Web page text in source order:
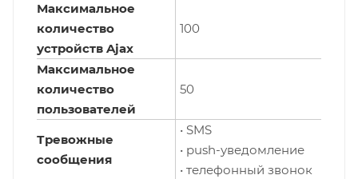
Максимальное
количество
устройств Ajax
100
Максимальное
количество
пользователей
50
Тревожные
сообщения
• SMS
• push-уведомление
• телефонный звонок